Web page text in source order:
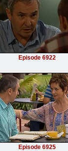
Episode 6922
Episode 6925